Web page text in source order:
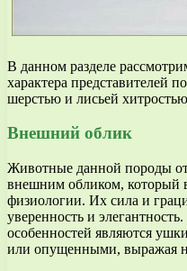
В данном разделе
характера представителей
шерстью и лисьей
Внешний облик
Животные данной породы
внешним обликом, который
физиологии. Их сила и
уверенность и
особенностей являются
или опущенными, выражая